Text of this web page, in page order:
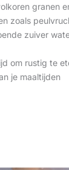
granen
zoals
zuiver
om rustig te
je maaltijden